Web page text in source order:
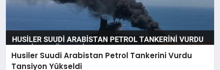
Husiler Suudi Arabistan Petrol Tankerini Vurdu
Tansiyon Yükseldi